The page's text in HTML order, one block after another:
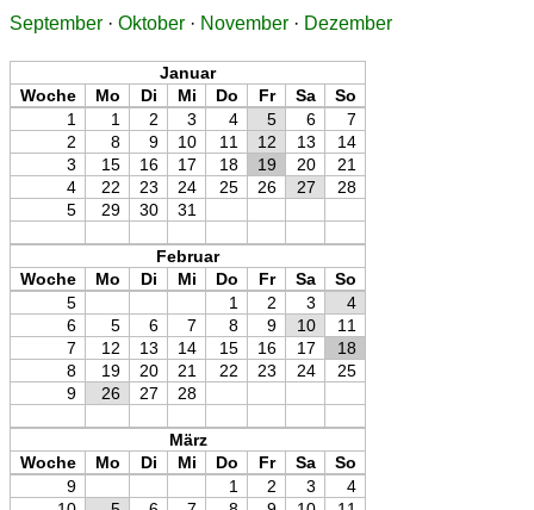
September · Oktober · November · Dezember
Januar
Woche
Mo Di Mi Do Fr Sa
So
1
1 2 3 4 5 6
7
2
8 9 10 11 12 13
14
3
15 16 17 18 19 20
21
4
22 23 24 25 26 27
28
5
29 30 31
Februar
Woche
Mo Di Mi Do Fr Sa
So
5
1 2 3
4
6
5 6 7 8 9 10
11
7
12 13 14 15 16 17
18
8
19 20 21 22 23 24
25
9
26 27 28
März
Woche
Mo Di Mi Do Fr Sa
So
9
1 2 3
4